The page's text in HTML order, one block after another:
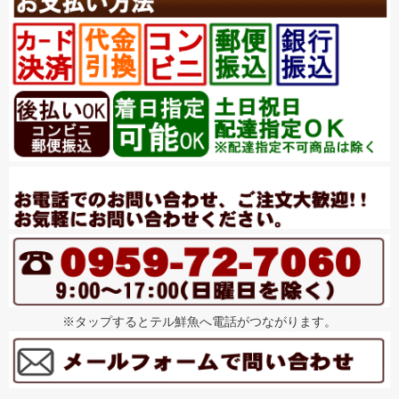
※タップするとテル鮮魚へ電話がつながります。